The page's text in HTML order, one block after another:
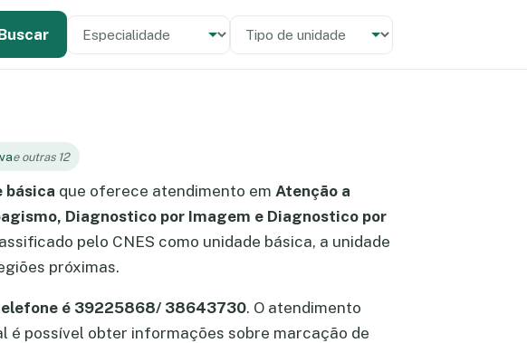
Especialidade
Tipo de unidade
e outras 12
básica que oferece atendimento em Atenção a
Diagnostico por Imagem e Diagnostico por
pelo CNES como unidade básica, a unidade
próximas.
é 39225868/ 38643730. O atendimento
é possível obter informações sobre marcação de